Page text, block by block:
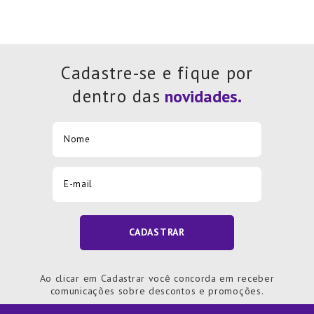
Cadastre-se e fique por
dentro das
CADASTRAR
Ao clicar em Cadastrar você concorda em receber
comunicações sobre descontos e promoções.